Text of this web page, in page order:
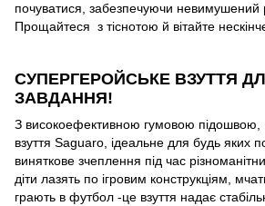
почуватися, забезпечуючи невимушений
Прощайтеся з тіснотою й вітайте
СУПЕРГЕРОЙСЬКЕ ВЗУТТЯ
ЗАВДАННЯ!
З високоефективною гумовою
взуття Saguaro, ідеальне для будь яких
виняткове зчеплення під час
діти лазять по ігровим конструкціям,
грають в футбол -це взуття надає